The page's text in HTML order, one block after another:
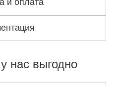
и оплата
нас выгодно